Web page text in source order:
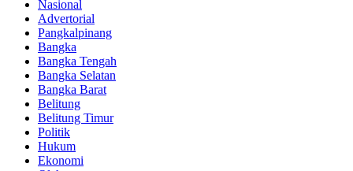
Nasional
Advertorial
Pangkalpinang
Bangka
Bangka Tengah
Bangka Selatan
Bangka Barat
Belitung
Belitung Timur
Politik
Hukum
Ekonomi